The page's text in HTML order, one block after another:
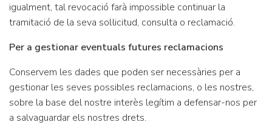
igualment, tal revocació farà impossible continuar la
tramitació de la seva sol·licitud, consulta o reclamació.
Per a gestionar eventuals futures reclamacions
Conservem les dades que poden ser necessàries per a
gestionar les seves possibles reclamacions, o les nostres,
sobre la base del nostre interès legítim a defensar-nos per
a salvaguardar els nostres drets.